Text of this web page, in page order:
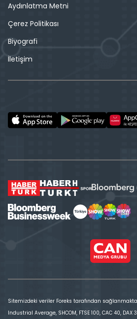
Aydınlatma Metni
Çerez Politikası
Biyografi
İletişim
Sitemizdeki veriler Foreks tarafından
Industrial Average, SHCOM, FTSE 100, CAC 40, DAX